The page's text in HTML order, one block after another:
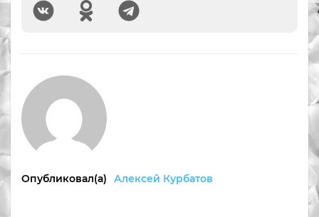
Опубликовал(а) Алексей Курбатов